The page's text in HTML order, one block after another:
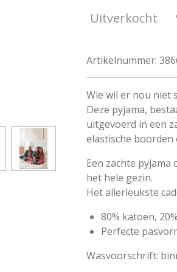
Uitverkocht
Artikelnummer:
Wie wil er nou niet
Deze pyjama,
uitgevoerd in een
elastische boorden
Een zachte
het hele gezin.
Het allerleukste
80% katoen,
Perfecte
Wasvoorschrift: